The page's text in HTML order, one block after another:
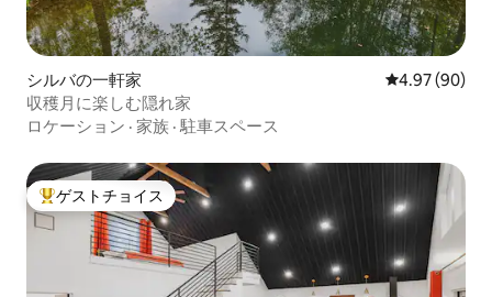
シルバの一軒家 レビュー90
4.97 (90)
収穫月に楽しむ隠れ家
ロケーション · 家族 ·駐車スペース
大好評のゲストチョイスです。
ゲストチョイス